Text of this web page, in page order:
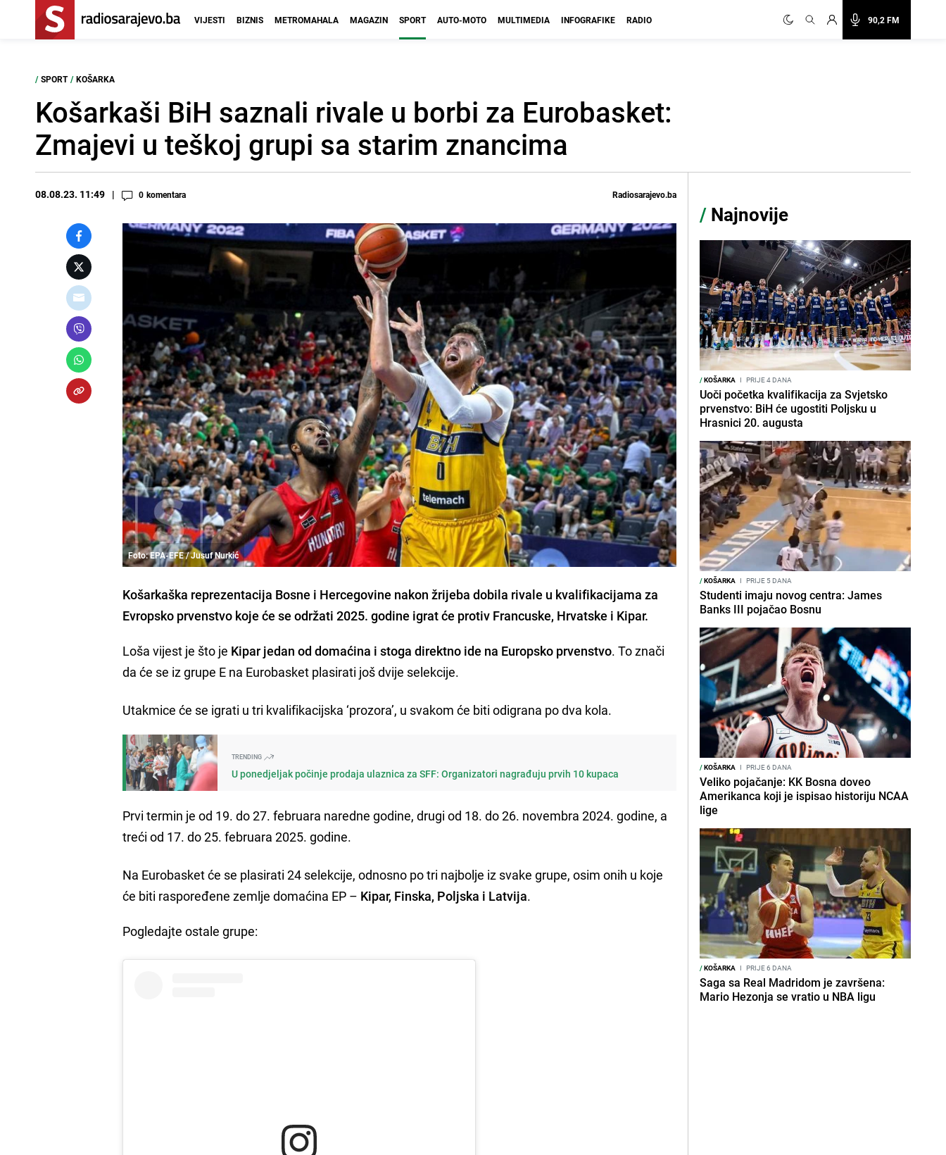
90,2 FM
VIJESTI BIZNIS METROMAHALA MAGAZIN SPORT AUTO-MOTO MULTIMEDIA INFOGRAFIKE RADIO
/ SPORT / KOŠARKA
Košarkaši BiH saznali rivale u borbi za Eurobasket:
Zmajevi u teškoj grupi sa starim znancima
08.08.23. 11:49 0 komentara Radiosarajevo.ba
Foto: EPA-EFE / Jusuf Nurkić
Košarkaška reprezentacija Bosne i Hercegovine nakon žrijeba dobila rivale u kvalifikacijama za
Evropsko prvenstvo koje će se održati 2025. godine igrat će protiv Francuske, Hrvatske i Kipar.
Loša vijest je što je Kipar jedan od domaćina i stoga direktno ide na Europsko prvenstvo. To znači
da će se iz grupe E na Eurobasket plasirati još dvije selekcije.
Utakmice će se igrati u tri kvalifikacijska ‘prozora’, u svakom će biti odigrana po dva kola.
TRENDING
U ponedjeljak počinje prodaja ulaznica za SFF: Organizatori nagrađuju prvih 10 kupaca
Prvi termin je od 19. do 27. februara naredne godine, drugi od 18. do 26. novembra 2024. godine, a
treći od 17. do 25. februara 2025. godine.
Na Eurobasket će se plasirati 24 selekcije, odnosno po tri najbolje iz svake grupe, osim onih u koje
će biti raspoređene zemlje domaćina EP – Kipar, Finska, Poljska i Latvija.
Pogledajte ostale grupe:
/ Najnovije
/KOŠARKA I PRIJE 4 DANA
Uoči početka kvalifikacija za Svjetsko
prvenstvo: BiH će ugostiti Poljsku u
Hrasnici 20. augusta
/KOŠARKA I PRIJE 5 DANA
Studenti imaju novog centra: James
Banks III pojačao Bosnu
/KOŠARKA I PRIJE 6 DANA
Veliko pojačanje: KK Bosna doveo
Amerikanca koji je ispisao historiju NCAA
lige
/KOŠARKA I PRIJE 6 DANA
Saga sa Real Madridom je završena:
Mario Hezonja se vratio u NBA ligu